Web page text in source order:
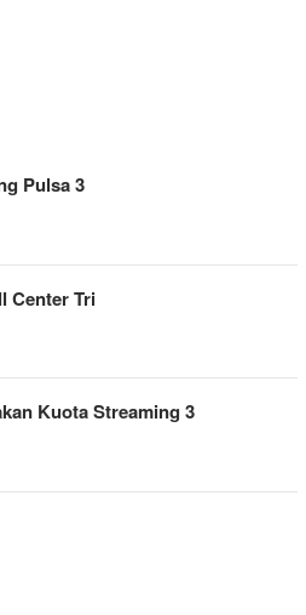
Pulsa 3
Center Tri
Kuota Streaming 3